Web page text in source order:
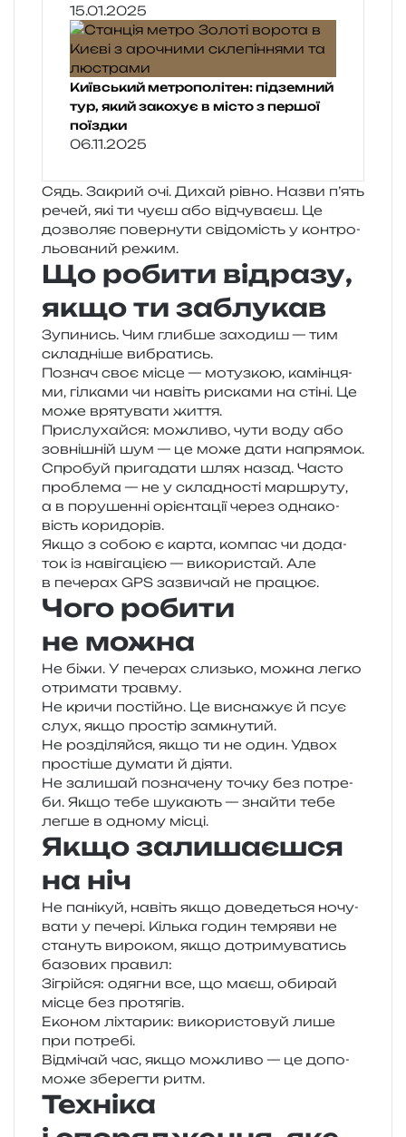
15.01.2025
Київський метрополітен: підземний
тур, який закохує в місто з першої
поїздки
06.11.2025
Сядь. Закрий очі. Дихай рівно. Назви п’ять
речей, які ти чуєш або від­чу­ва­єш. Це
дозво­ляє повер­ну­ти сві­до­мість у кон­тро­
льо­ва­ний режим.
Що робити відразу,
якщо ти заблукав
Зупинись. Чим глиб­ше захо­диш — тим
скла­дні­ше вибратись.
Познач своє місце — мотуз­кою, камін­ця­
ми, гіл­ка­ми чи навіть риска­ми на стіні. Це
може вря­ту­ва­ти життя.
Прислухайся: можли­во, чути воду або
зов­ні­шній шум — це може дати напрямок.
Спробуй при­га­да­ти шлях назад. Часто
про­бле­ма — не у скла­дно­сті мар­шру­ту,
а в пору­шен­ні орі­єн­та­ції через одна­ко­
вість коридорів.
Якщо з собою є карта, ком­пас чи дода­
ток із наві­га­ці­єю — вико­ри­стай. Але
в пече­рах GPS зазви­чай не працює.
Чого робити
не можна
Не біжи. У пече­рах слизь­ко, можна легко
отри­ма­ти травму.
Не кричи постій­но. Це висна­жує й псує
слух, якщо про­стір замкнутий.
Не роз­ді­ляй­ся, якщо ти не один. Удвох
про­сті­ше дума­ти й діяти.
Не зали­шай позна­че­ну точку без потре­
би. Якщо тебе шука­ють — зна­йти тебе
легше в одно­му місці.
Якщо залишаєшся
на ніч
Не пані­куй, навіть якщо дове­де­ться ночу­
ва­ти у пече­рі. Кілька годин тем­ря­ви не
ста­нуть виро­ком, якщо дотри­му­ва­тись
базо­вих правил:
Зігрійся: одя­гни все, що маєш, оби­рай
місце без протягів.
Економ ліхта­рик: вико­ри­сто­вуй лише
при потребі.
Відмічай час, якщо можли­во — це допо­
мо­же збе­рег­ти ритм.
Техніка